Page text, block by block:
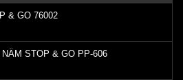
& GO 76002
STOP & GO PP-606